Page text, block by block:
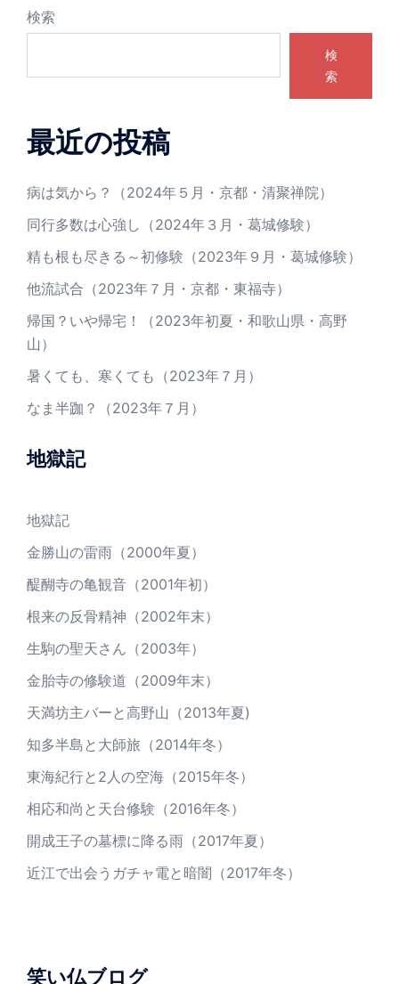
検索
検
索
最近の投稿
病は気から？（2024年５月・京都・清聚禅院）
同行多数は心強し（2024年３月・葛城修験）
精も根も尽きる～初修験（2023年９月・葛城修験）
他流試合（2023年７月・京都・東福寺）
帰国？いや帰宅！（2023年初夏・和歌山県・高野
山）
暑くても、寒くても（2023年７月）
なま半跏？（2023年７月）
地獄記
地獄記
金勝山の雷雨（2000年夏）
醍醐寺の亀観音（2001年初）
根来の反骨精神（2002年末）
生駒の聖天さん（2003年）
金胎寺の修験道（2009年末）
天満坊主バーと高野山（2013年夏)
知多半島と大師旅（2014年冬）
東海紀行と2人の空海（2015年冬）
相応和尚と天台修験（2016年冬）
開成王子の墓標に降る雨（2017年夏）
近江で出会うガチャ電と暗闇（2017年冬）
笑い仏ブログ